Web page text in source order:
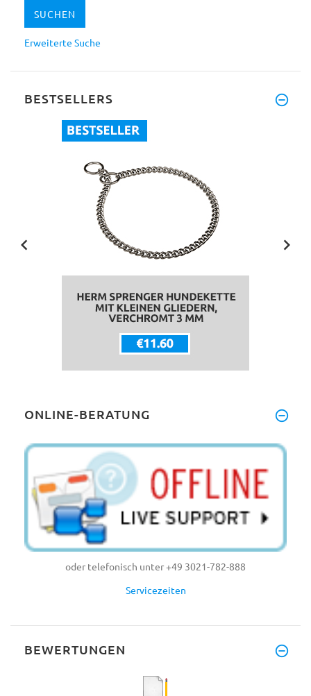
Erweiterte Suche
BESTSELLERS
ONLINE-BERATUNG
oder telefonisch unter +49 3021-782-888
Servicezeiten
BEWERTUNGEN